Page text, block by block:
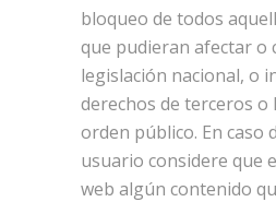
bloqueo de todos
que pudieran afectar o
legislación nacional, o
derechos de terceros o
orden público. En caso
usuario considere que
web algún contenido